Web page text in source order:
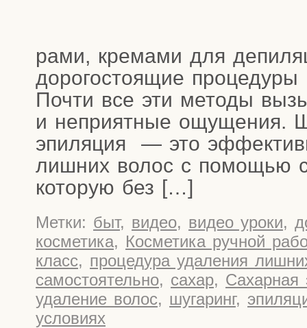
ра­ми, кре­ма­ми для
доро­го­сто­я­щие про­це­ду­ры
Почти все эти мето­ды
и непри­ят­ные ощу­ще­ния.
эпи­ля­ция — это
лиш­них волос с помо­щью
кото­рую без […]
Метки: быт, видео, видео уроки,
косметика, Косметика ручной
класс, процедура удаления
самостоятельно, сахар, Сахарная
удаление волос, шугаринг,
условиях